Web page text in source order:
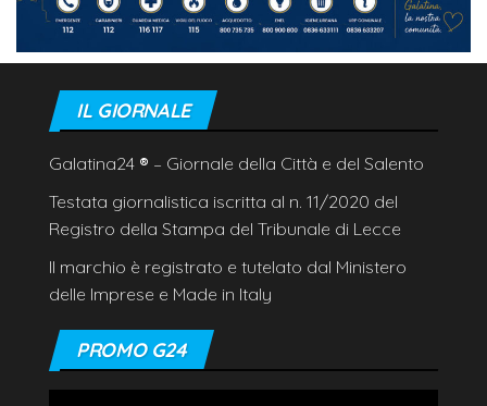
IL GIORNALE
Galatina24 ® – Giornale della Città e del Salento
Testata giornalistica iscritta al n. 11/2020 del
Registro della Stampa del Tribunale di Lecce
Il marchio è registrato e tutelato dal Ministero
delle Imprese e Made in Italy
PROMO G24